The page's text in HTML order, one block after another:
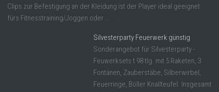
Clips zur Befestigung an der Kleidung ist der Player ideal geeignet
fürs Fitnesstraining/Joggen oder ...
Silvesterparty Feuerwerk günstig
Sonderangebot für Silvesterparty -
Feuwerksets t 98 tlg. mit 5 Raketen, 3
Fontänen, Zauberstäbe, Silberwirbel,
Feuerringe, Böller Knallteufel. Insgesamt